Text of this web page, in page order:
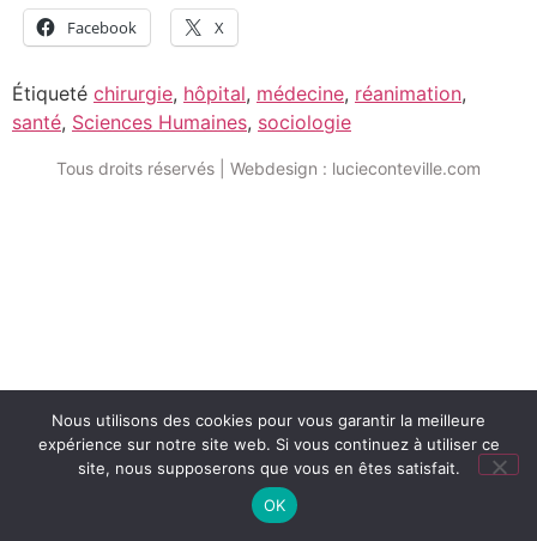
Facebook X
Étiqueté chirurgie, hôpital, médecine, réanimation,
santé, Sciences Humaines, sociologie
Tous droits réservés | Webdesign : lucieconteville.com
Nous utilisons des cookies pour vous garantir la meilleure
expérience sur notre site web. Si vous continuez à utiliser ce
site, nous supposerons que vous en êtes satisfait.
OK